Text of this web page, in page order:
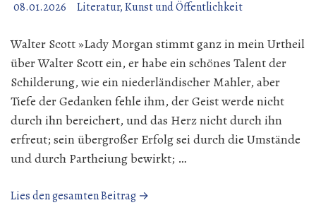
08.01.2026 Literatur, Kunst und Öffentlichkeit
Walter Scott »Lady Morgan stimmt ganz in mein Urtheil
über Walter Scott ein, er habe ein schönes Talent der
Schilderung, wie ein niederländischer Mahler, aber
Tiefe der Gedanken fehle ihm, der Geist werde nicht
durch ihn bereichert, und das Herz nicht durch ihn
erfreut; sein übergroßer Erfolg sei durch die Umstände
und durch Partheiung bewirkt; …
Lies den gesamten Beitrag →